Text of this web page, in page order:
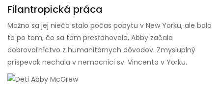
Filantropická práca
Možno sa jej niečo stalo počas pobytu v New Yorku, ale bolo
to po tom, čo sa tam presťahovala, Abby začala
dobrovoľníctvo z humanitárnych dôvodov. Zmysluplný
príspevok nechala v nemocnici sv. Vincenta v Yorku.